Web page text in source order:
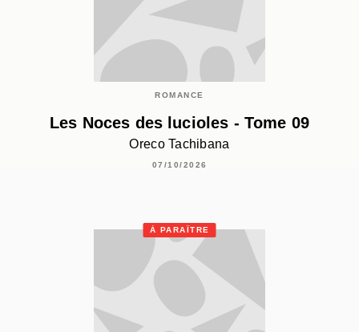
ROMANCE
Les Noces des lucioles - Tome 09
Oreco Tachibana
07/10/2026
À PARAÎTRE